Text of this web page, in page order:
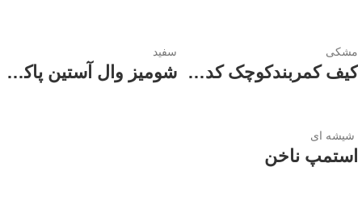
مشکی
کیف کمربندکوچک کد 1874زنانه
سفید
شومیز وال آستین پاکتی زنانه
شیشه ای
استمپ ناخن